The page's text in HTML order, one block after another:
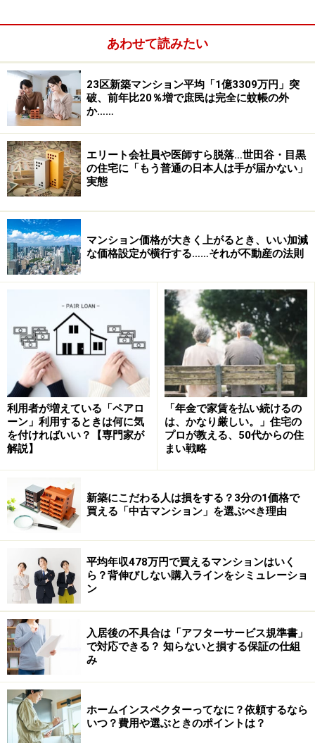
東京都内で「家を買える人」が急減してい
る
東京から子育て世代が流出している。
東京23区の新築マンション平均価格は大幅に上昇してお
り、不動産経済研究所のデータによると、2025年4～9月
は1億3309万円と、前年同期に比べ20.4％伸びている。
首都圏全体で見ても、平均価格は19.3％増の9489万円
で、1億円の大台が間近に迫っている。
新築の価格が上がれば当然、中古物件の値段も上がる
し、賃貸の家賃も高くなる。
少し前までは、大企業に勤める人や公務員、共働きのパ
ワーカップルなど、6500万円ほどのローンを組める属性
の良い人であれば目黒区や世田谷区といった人気の住宅
地で家を持つことができた。
しかし、今やそれも難しくなっている。一般的な収入の
層にはもちろん、高収入の共働き夫婦にも手が届かなく
なっており、結果として埼玉や千葉などの郊外に住居を
求める層が増加している。
たとえば、最近になって私が購入した世田谷の物件は、
少し前までは坪単価250万円だったのが、わずか数年で
400万円以上に跳ね上がっていた。
しかも、その物件は駅から離れた袋小路で決して好条件
とはいえない立地であるにもかかわらず、ここまで高騰
している。
庶民には逆立ちしても手が届かないエリアというものは
昔からあったものだが、それがどんどん広がっていると
感じた。
住宅価格高騰が郊外へ波及する理由
この現象は、「トリクルダウン（富裕層や大企業を優遇
あわせて読みたい
23区新築マンション平均「1億3309万円」突
破、前年比20％増で庶民は完全に蚊帳の外
か……
エリート会社員や医師すら脱落…世田谷・目黒
の住宅に「もう普通の日本人は手が届かない」
実態
マンション価格が大きく上がるとき、いい加減
な価格設定が横行する……それが不動産の法則
利用者が増えている「ペアロ
ーン」利用するときは何に気
を付ければいい？【専門家が
解説】
「年金で家賃を払い続けるの
は、かなり厳しい。」住宅の
プロが教える、50代からの住
まい戦略
新築にこだわる人は損をする？3分の1価格で
買える「中古マンション」を選ぶべき理由
平均年収478万円で買えるマンションはいく
ら？背伸びしない購入ラインをシミュレーショ
ン
入居後の不具合は「アフターサービス規準書」
で対応できる？ 知らないと損する保証の仕組
み
ホームインスペクターってなに？依頼するなら
いつ？費用や選ぶときのポイントは？